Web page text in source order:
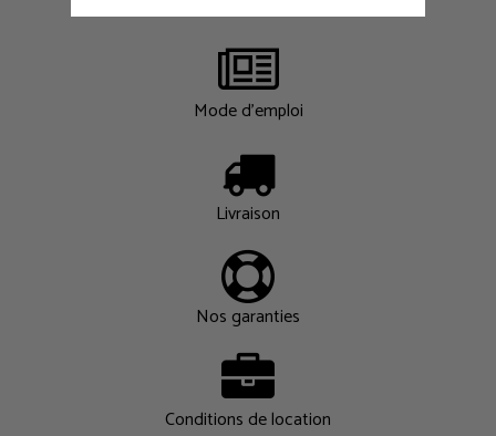
Mode d'emploi
Livraison
Nos garanties
Conditions de location